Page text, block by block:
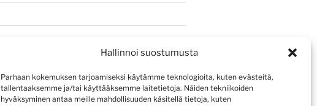
Hallinnoi suostumusta
Parhaan kokemuksen tarjoamiseksi käytämme teknologioita, kuten evästeitä,
tallentaaksemme ja/tai käyttääksemme laitetietoja. Näiden tekniikoiden
hyväksyminen antaa meille mahdollisuuden käsitellä tietoja, kuten